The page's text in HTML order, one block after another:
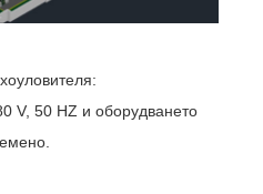
V, 50 HZ и оборудването